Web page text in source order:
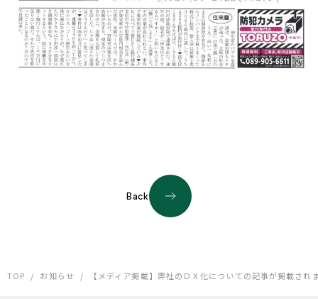
Back
TOP / お知らせ / 【メディア掲載】弊社のＤＸ化についての記事が掲載され